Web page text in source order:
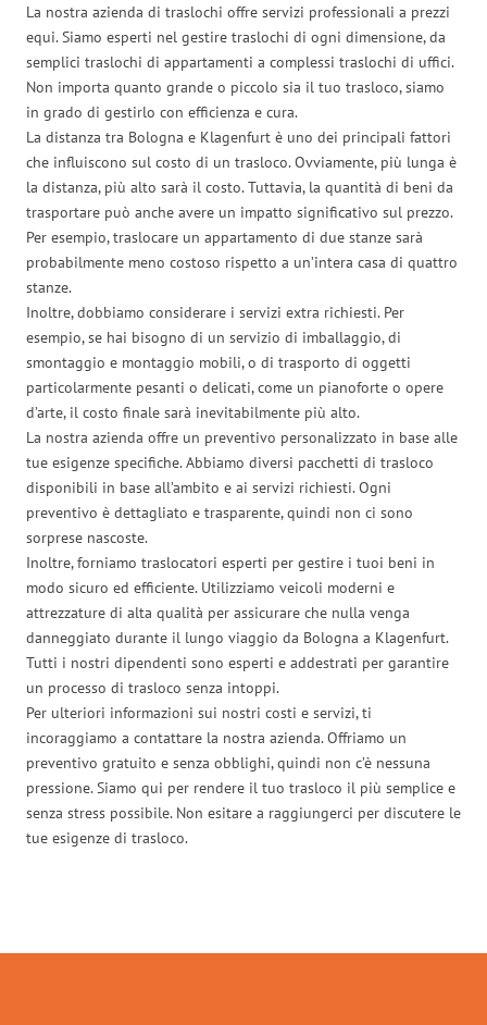
La nostra azienda di traslochi offre servizi professionali a prezzi
equi. Siamo esperti nel gestire traslochi di ogni dimensione, da
semplici traslochi di appartamenti a complessi traslochi di uffici.
Non importa quanto grande o piccolo sia il tuo trasloco, siamo
in grado di gestirlo con efficienza e cura.
La distanza tra Bologna e Klagenfurt è uno dei principali fattori
che influiscono sul costo di un trasloco. Ovviamente, più lunga è
la distanza, più alto sarà il costo. Tuttavia, la quantità di beni da
trasportare può anche avere un impatto significativo sul prezzo.
Per esempio, traslocare un appartamento di due stanze sarà
probabilmente meno costoso rispetto a un’intera casa di quattro
stanze.
Inoltre, dobbiamo considerare i servizi extra richiesti. Per
esempio, se hai bisogno di un servizio di imballaggio, di
smontaggio e montaggio mobili, o di trasporto di oggetti
particolarmente pesanti o delicati, come un pianoforte o opere
d’arte, il costo finale sarà inevitabilmente più alto.
La nostra azienda offre un preventivo personalizzato in base alle
tue esigenze specifiche. Abbiamo diversi pacchetti di trasloco
disponibili in base all’ambito e ai servizi richiesti. Ogni
preventivo è dettagliato e trasparente, quindi non ci sono
sorprese nascoste.
Inoltre, forniamo traslocatori esperti per gestire i tuoi beni in
modo sicuro ed efficiente. Utilizziamo veicoli moderni e
attrezzature di alta qualità per assicurare che nulla venga
danneggiato durante il lungo viaggio da Bologna a Klagenfurt.
Tutti i nostri dipendenti sono esperti e addestrati per garantire
un processo di trasloco senza intoppi.
Per ulteriori informazioni sui nostri costi e servizi, ti
incoraggiamo a contattare la nostra azienda. Offriamo un
preventivo gratuito e senza obblighi, quindi non c’è nessuna
pressione. Siamo qui per rendere il tuo trasloco il più semplice e
senza stress possibile. Non esitare a raggiungerci per discutere le
tue esigenze di trasloco.